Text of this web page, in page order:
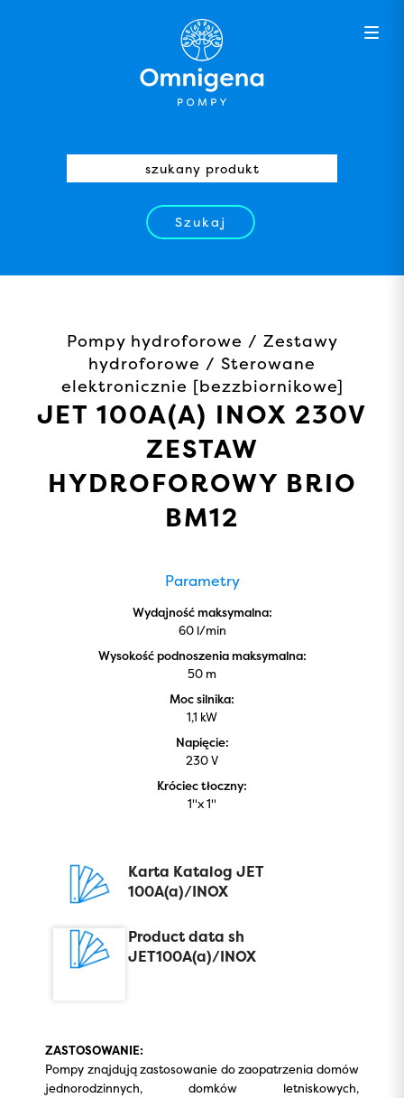
Szukaj
Pompy hydroforowe / Zestawy
hydroforowe / Sterowane
elektronicznie [bezzbiornikowe]
JET 100A(A) INOX 230V
ZESTAW
HYDROFOROWY BRIO
BM12
Parametry
Wydajność maksymalna:
60 l/min
Wysokość podnoszenia maksymalna:
50 m
Moc silnika:
1,1 kW
Napięcie:
230 V
Króciec tłoczny:
1''x 1''
Karta Katalog JET
100A(a)/INOX
Product data sh
JET100A(a)/INOX
ZASTOSOWANIE:
Pompy znajdują zastosowanie do zaopatrzenia domów
jednorodzinnych, domków letniskowych,